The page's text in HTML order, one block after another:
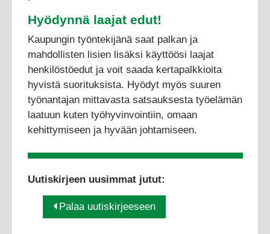
Hyödynnä laajat edut!
Kaupungin työntekijänä saat palkan ja
mahdollisten lisien lisäksi käyttöösi laajat
henkilöstöedut ja voit saada kertapalkkioita
hyvistä suorituksista. Hyödyt myös suuren
työnantajan mittavasta satsauksesta työelämän
laatuun kuten työhyvinvointiin, omaan
kehittymiseen ja hyvään johtamiseen.
Uutiskirjeen uusimmat jutut:
Palaa uutiskirjeeseen